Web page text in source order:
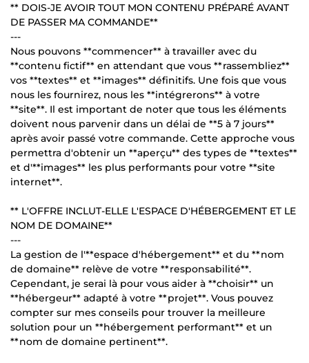
** DOIS-JE AVOIR TOUT MON CONTENU PRÉPARÉ AVANT
DE PASSER MA COMMANDE**
---
Nous pouvons **commencer** à travailler avec du
**contenu fictif** en attendant que vous **rassembliez**
vos **textes** et **images** définitifs. Une fois que vous
nous les fournirez, nous les **intégrerons** à votre
**site**. Il est important de noter que tous les éléments
doivent nous parvenir dans un délai de **5 à 7 jours**
après avoir passé votre commande. Cette approche vous
permettra d'obtenir un **aperçu** des types de **textes**
et d'**images** les plus performants pour votre **site
internet**.
** L'OFFRE INCLUT-ELLE L'ESPACE D'HÉBERGEMENT ET LE
NOM DE DOMAINE**
---
La gestion de l'**espace d'hébergement** et du **nom
de domaine** relève de votre **responsabilité**.
Cependant, je serai là pour vous aider à **choisir** un
**hébergeur** adapté à votre **projet**. Vous pouvez
compter sur mes conseils pour trouver la meilleure
solution pour un **hébergement performant** et un
**nom de domaine pertinent**.